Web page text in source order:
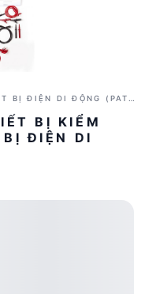
BỊ ĐIỆN DI ĐỘNG (PAT
BỊ KIỂM
BỊ ĐIỆN DI